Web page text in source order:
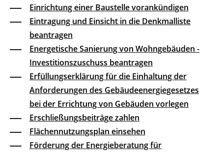
Einrichtung einer Baustelle vorankündigen
Eintragung und Einsicht in die Denkmalliste
beantragen
Energetische Sanierung von Wohngebäuden -
Investitionszuschuss beantragen
Erfüllungserklärung für die Einhaltung der
Anforderungen des Gebäudeenergiegesetzes
bei der Errichtung von Gebäuden vorlegen
Erschließungsbeiträge zahlen
Flächennutzungsplan einsehen
Förderung der Energieberatung für